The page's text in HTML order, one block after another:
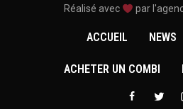
Réalisé avec
par
ACCUEIL NEWS
ACHETER UN COMBI